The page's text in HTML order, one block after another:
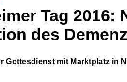
Tag 2016:
des
Gottesdienst mit Marktplatz in